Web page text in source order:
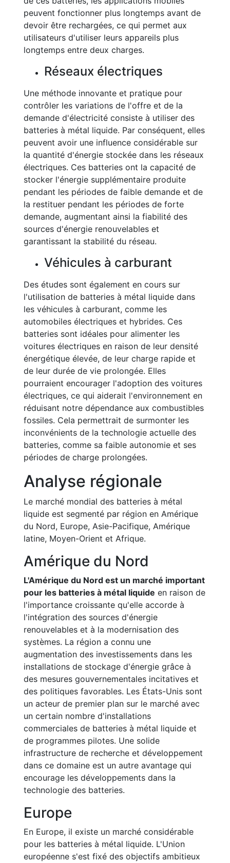
peuvent fonctionner plus longtemps avant de
devoir être rechargées, ce qui permet aux
utilisateurs d'utiliser leurs appareils plus
longtemps entre deux charges.
Réseaux électriques
Une méthode innovante et pratique pour
contrôler les variations de l'offre et de la
demande d'électricité consiste à utiliser des
batteries à métal liquide. Par conséquent, elles
peuvent avoir une influence considérable sur
la quantité d'énergie stockée dans les réseaux
électriques. Ces batteries ont la capacité de
stocker l'énergie supplémentaire produite
pendant les périodes de faible demande et de
la restituer pendant les périodes de forte
demande, augmentant ainsi la fiabilité des
sources d'énergie renouvelables et
garantissant la stabilité du réseau.
Véhicules à carburant
Des études sont également en cours sur
l'utilisation de batteries à métal liquide dans
les véhicules à carburant, comme les
automobiles électriques et hybrides. Ces
batteries sont idéales pour alimenter les
voitures électriques en raison de leur densité
énergétique élevée, de leur charge rapide et
de leur durée de vie prolongée. Elles
pourraient encourager l'adoption des voitures
électriques, ce qui aiderait l'environnement en
réduisant notre dépendance aux combustibles
fossiles. Cela permettrait de surmonter les
inconvénients de la technologie actuelle des
batteries, comme sa faible autonomie et ses
périodes de charge prolongées.
Analyse régionale
Le marché mondial des batteries à métal
liquide est segmenté par région en Amérique
du Nord, Europe, Asie-Pacifique, Amérique
latine, Moyen-Orient et Afrique.
Amérique du Nord
L'Amérique du Nord est un marché important
pour les batteries à métal liquide en raison de
l'importance croissante qu'elle accorde à
l'intégration des sources d'énergie
renouvelables et à la modernisation des
systèmes. La région a connu une
augmentation des investissements dans les
installations de stockage d'énergie grâce à
des mesures gouvernementales incitatives et
des politiques favorables. Les États-Unis sont
un acteur de premier plan sur le marché avec
un certain nombre d'installations
commerciales de batteries à métal liquide et
de programmes pilotes. Une solide
infrastructure de recherche et développement
dans ce domaine est un autre avantage qui
encourage les développements dans la
technologie des batteries.
Europe
En Europe, il existe un marché considérable
pour les batteries à métal liquide. L'Union
européenne s'est fixé des objectifs ambitieux